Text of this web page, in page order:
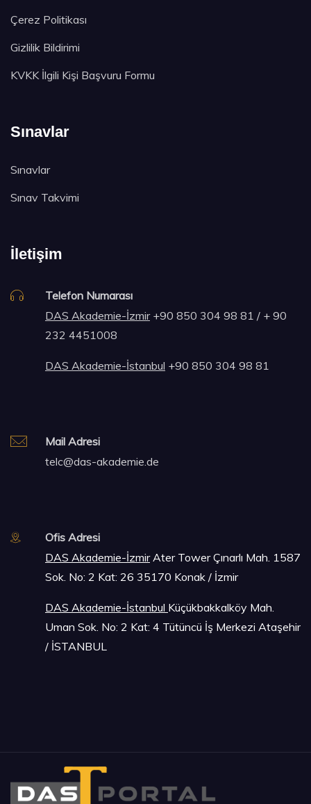
Çerez Politikası
Gizlilik Bildirimi
KVKK İlgili Kişi Başvuru Formu
Sınavlar
Sınavlar
Sınav Takvimi
İletişim
Telefon Numarası
DAS Akademie-İzmir+90 850 304 98 81 / + 90
232 4451008
DAS Akademie-İstanbul +90 850 304 98 81
Mail Adresi
telc@das-akademie.de
Ofis Adresi
DAS Akademie-İzmirAter Tower Çınarlı Mah. 1587
Sok. No: 2 Kat: 26 35170 Konak / İzmir
DAS Akademie-İstanbul Küçükbakkalköy Mah.
Uman Sok. No: 2 Kat: 4 Tütüncü İş Merkezi Ataşehir
/ İSTANBUL